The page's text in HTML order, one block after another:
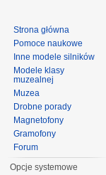
Strona główna
Pomoce naukowe
Inne modele silników
Modele klasy
muzealnej
Muzea
Drobne porady
Magnetofony
Gramofony
Forum
Opcje systemowe